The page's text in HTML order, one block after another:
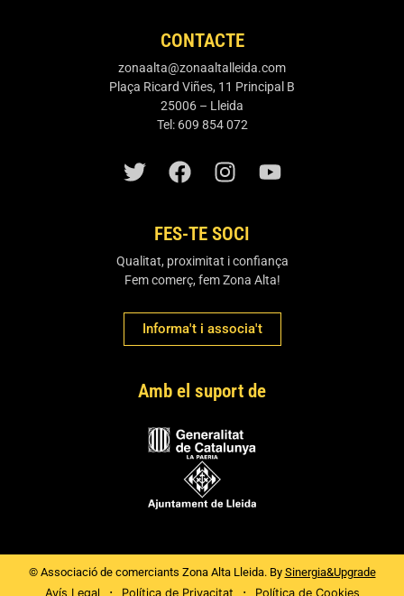
CONTACTE
zonaalta@zonaaltalleida.com
Plaça Ricard Viñes, 11 Principal B
25006 – Lleida
Tel: 609 854 072
FES-TE SOCI
Qualitat, proximitat i confiança
Fem comerç, fem Zona Alta!
Informa't i associa't
Amb el suport de
© Associació de comerciants Zona Alta Lleida. By Sinergia&Upgrade
Avís Legal
Política de Privacitat Política de Cookies